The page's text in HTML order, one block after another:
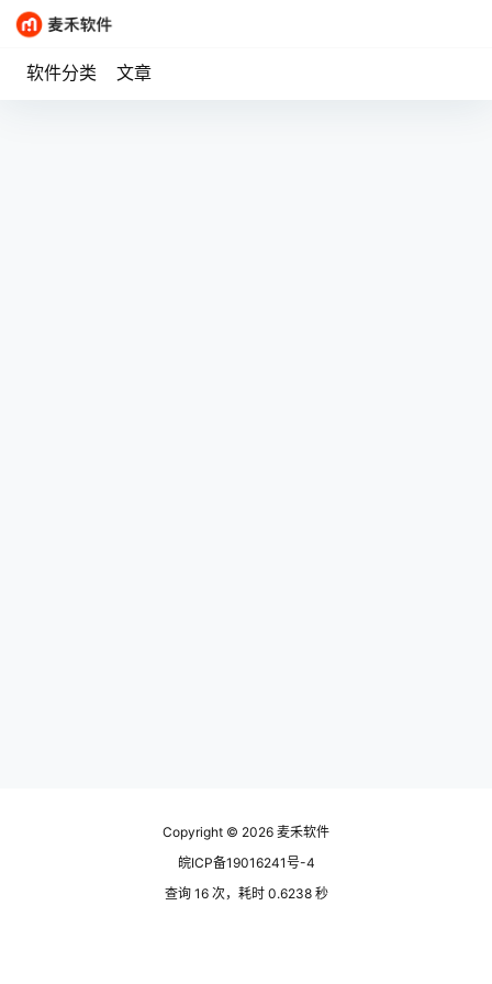
软件分类 文章
Copyright © 2026 麦禾软件
皖ICP备19016241号-4
查询 16 次，耗时 0.6238 秒